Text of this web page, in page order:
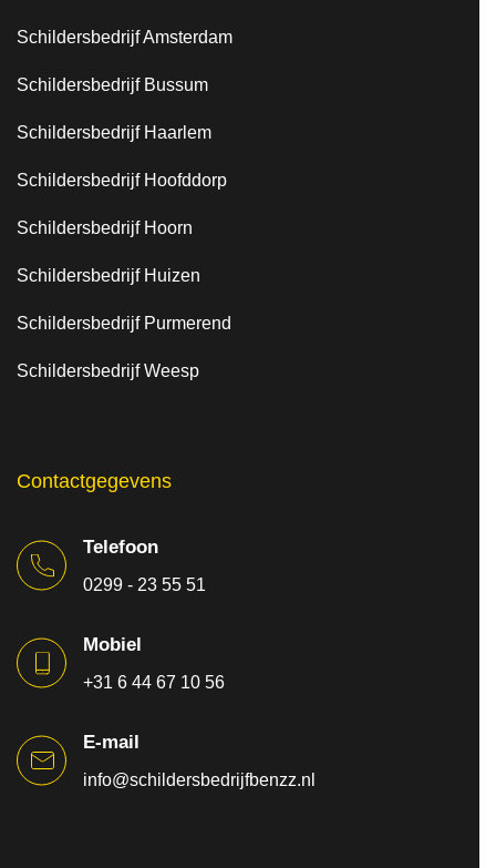
Schildersbedrijf Amsterdam
Schildersbedrijf Bussum
Schildersbedrijf Haarlem
Schildersbedrijf Hoofddorp
Schildersbedrijf Hoorn
Schildersbedrijf Huizen
Schildersbedrijf Purmerend
Schildersbedrijf Weesp
Contactgegevens
Telefoon
0299 - 23 55 51
Mobiel
+31 6 44 67 10 56
E-mail
info@schildersbedrijfbenzz.nl